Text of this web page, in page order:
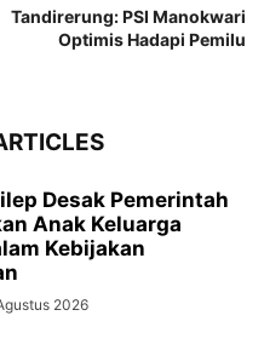
Tandirerung: PSI Manokwari
Optimis Hadapi Pemilu
Desak Pemerintah
Anak Keluarga
Kebijakan
2026